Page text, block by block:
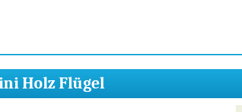
Holz Flügel